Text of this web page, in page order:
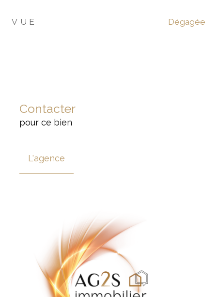
VUE Dégagée
Contacter
pour ce bien
L'agence